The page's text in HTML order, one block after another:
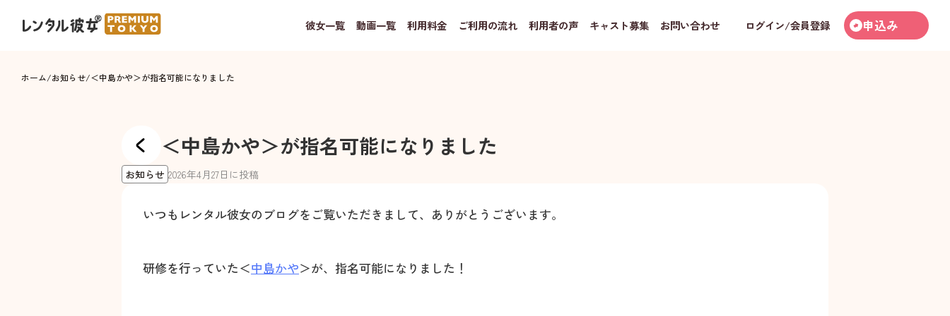
彼女一覧 動画一覧 利用料金 ご利用の流れ 利用者の声 キャスト募集 お問い合わせ ログイン/会員登録 申込み
ホーム/お知らせ/＜中島かや＞が指名可能になりました
＜中島かや＞が指名可能になりました
お知らせ 2026年4月27日に投稿
いつもレンタル彼女のブログをご覧いただきまして、ありがとうございます。
研修を行っていた＜中島かや＞が、指名可能になりました！